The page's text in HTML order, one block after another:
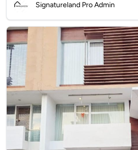
Signatureland Pro Admin